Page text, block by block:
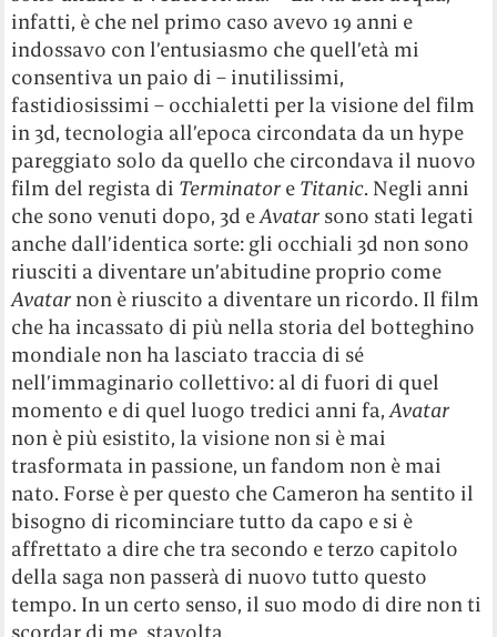
infatti, è che nel primo caso avevo 19 anni e
indossavo con l’entusiasmo che quell’età mi
consentiva un paio di – inutilissimi,
fastidiosissimi – occhialetti per la visione del film
in 3d, tecnologia all’epoca circondata da un hype
pareggiato solo da quello che circondava il nuovo
film del regista di Terminator e Titanic. Negli anni
che sono venuti dopo, 3d eAvatar sono stati legati
anche dall’identica sorte: gli occhiali 3d non sono
riusciti a diventare un’abitudine proprio come
Avatar non è riuscito a diventare un ricordo. Il film
che ha incassato di più nella storia del botteghino
mondiale non ha lasciato traccia di sé
nell’immaginario collettivo: al di fuori di quel
momento e di quel luogo tredici anni fa,Avatar
non è più esistito, la visione non si è mai
trasformata in passione, un fandom non è mai
nato. Forse è per questo che Cameron ha sentito il
bisogno di ricominciare tutto da capo e si è
affrettato a dire che tra secondo e terzo capitolo
della saga non passerà di nuovo tutto questo
tempo. In un certo senso, il suo modo di dire non ti
scordar di me, stavolta.